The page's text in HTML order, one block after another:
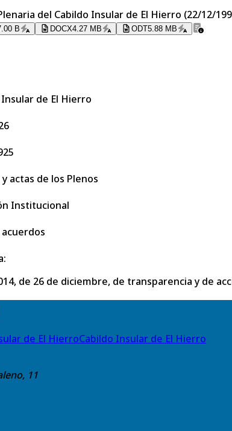
del Cabildo Insular de El Hierro (22/12/
B DOCX4.27 MB ODT5.88 MB
de El Hierro
actas de los Plenos
Institucional
de 26 de diciembre, de transparencia y de
Cabildo Insular de El Hierro
11